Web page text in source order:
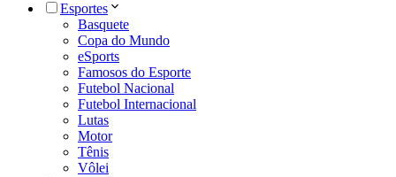
Esportes
Basquete
Copa do Mundo
eSports
Famosos do Esporte
Futebol Nacional
Futebol Internacional
Lutas
Motor
Tênis
Vôlei